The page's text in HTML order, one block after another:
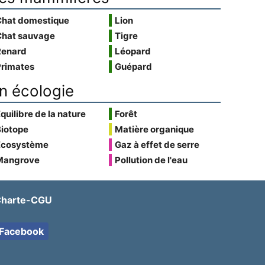
domestique
sauvage
Lion
Tigre
Léopard
Guépard
écologie
de la nature
Forêt
Matière organique
Gaz à effet de serre
Pollution de l'eau
CGU
Facebook